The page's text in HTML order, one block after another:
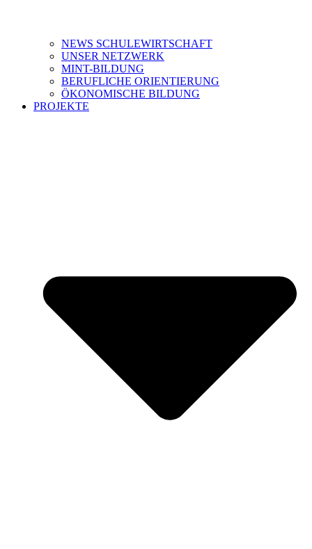
NEWS SCHULEWIRTSCHAFT
UNSER NETZWERK
MINT-BILDUNG
BERUFLICHE ORIENTIERUNG
ÖKONOMISCHE BILDUNG
PROJEKTE